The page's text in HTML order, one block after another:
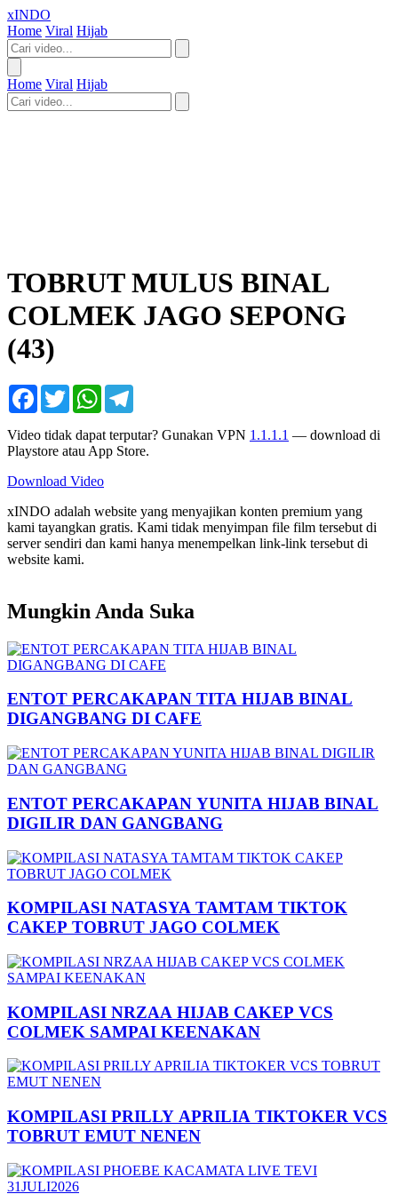
xINDO
Home Viral Hijab
Home Viral Hijab
TOBRUT MULUS BINAL
COLMEK JAGO SEPONG
(43)
Facebook
TwitterWhatsApp
Video tidak dapat terputar? Gunakan VPN 1.1.1.1 — download di
Playstore atau App Store.
Download Video
xINDO adalah website yang menyajikan konten premium yang
kami tayangkan gratis. Kami tidak menyimpan file film tersebut di
server sendiri dan kami hanya menempelkan link-link tersebut di
website kami.
Mungkin Anda Suka
ENTOT PERCAKAPAN TITA HIJAB BINAL
DIGANGBANG DI CAFE
ENTOT PERCAKAPAN YUNITA HIJAB BINAL
DIGILIR DAN GANGBANG
KOMPILASI NATASYA TAMTAM TIKTOK
CAKEP TOBRUT JAGO COLMEK
KOMPILASI NRZAA HIJAB CAKEP VCS
COLMEK SAMPAI KEENAKAN
KOMPILASI PRILLY APRILIA TIKTOKER VCS
TOBRUT EMUT NENEN